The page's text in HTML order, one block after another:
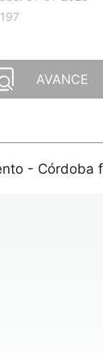
AVANCE
- Córdoba